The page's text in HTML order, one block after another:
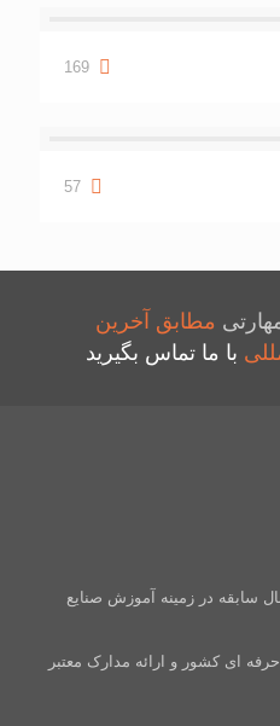
169
57
مطابق آخرین
با ما تماس بگیرید
پیشگام با بیش از 26 سال سابقه در زمینه آموزش صنایع
ای کشور و ارائه مدارک معتبر